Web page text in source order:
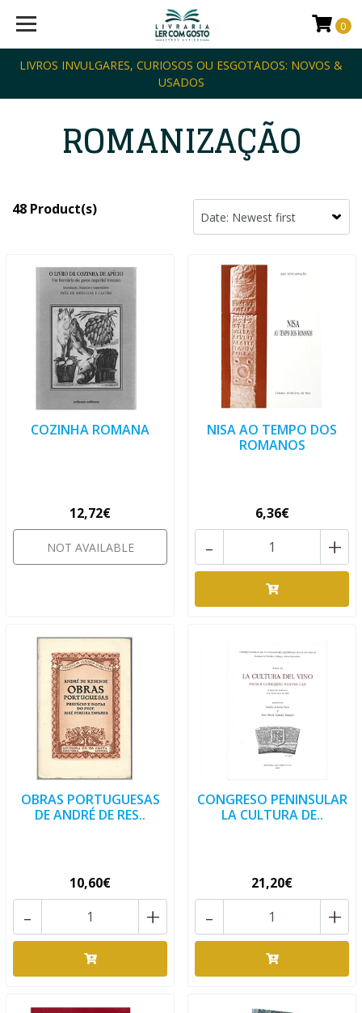
LIVROS INVULGARES, CURIOSOS OU ESGOTADOS: NOVOS &
USADOS
0
ROMANIZAÇÃO
48 Product(s)
COZINHA ROMANA
12,72€
NOT AVAILABLE
NISA AO TEMPO DOS
ROMANOS
6,36€
+
-
OBRAS PORTUGUESAS
DE ANDRÉ DE RES..
10,60€
+
-
CONGRESO PENINSULAR
LA CULTURA DE..
21,20€
+
-